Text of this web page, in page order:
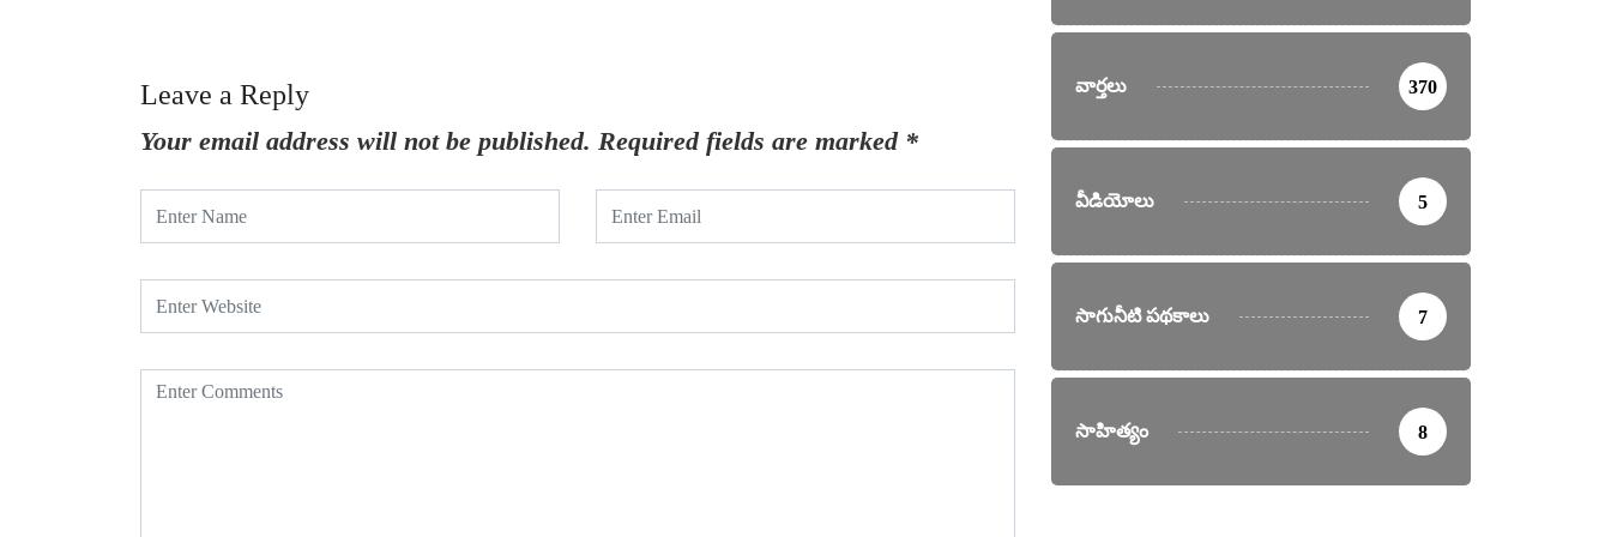
Leave a Reply
Your email address will not be published. Required fields are marked *
వార్తలు 370
వీడియోలు 5
సాగునీటి పథకాలు 7
సాహిత్యం 8